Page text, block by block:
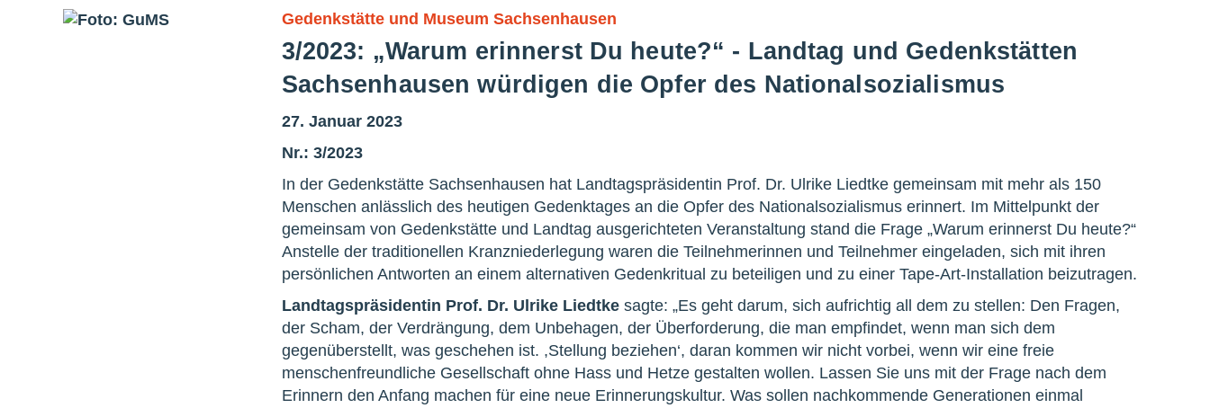
Gedenkstätte und Museum Sachsenhausen
3/2023: „Warum erinnerst Du heute?“ - Landtag und Gedenkstätten
Sachsenhausen würdigen die Opfer des Nationalsozialismus
27. Januar 2023
Nr.: 3/2023
In der Gedenkstätte Sachsenhausen hat Landtagspräsidentin Prof. Dr. Ulrike Liedtke gemeinsam mit mehr als 150
Menschen anlässlich des heutigen Gedenktages an die Opfer des Nationalsozialismus erinnert. Im Mittelpunkt der
gemeinsam von Gedenkstätte und Landtag ausgerichteten Veranstaltung stand die Frage „Warum erinnerst Du heute?“
Anstelle der traditionellen Kranzniederlegung waren die Teilnehmerinnen und Teilnehmer eingeladen, sich mit ihren
persönlichen Antworten an einem alternativen Gedenkritual zu beteiligen und zu einer Tape-Art-Installation beizutragen.
Landtagspräsidentin Prof. Dr. Ulrike Liedtke sagte: „Es geht darum, sich aufrichtig all dem zu stellen: Den Fragen,
der Scham, der Verdrängung, dem Unbehagen, der Überforderung, die man empfindet, wenn man sich dem
gegenüberstellt, was geschehen ist. ,Stellung beziehen‘, daran kommen wir nicht vorbei, wenn wir eine freie
menschenfreundliche Gesellschaft ohne Hass und Hetze gestalten wollen. Lassen Sie uns mit der Frage nach dem
Erinnern den Anfang machen für eine neue Erinnerungskultur. Was sollen nachkommende Generationen einmal